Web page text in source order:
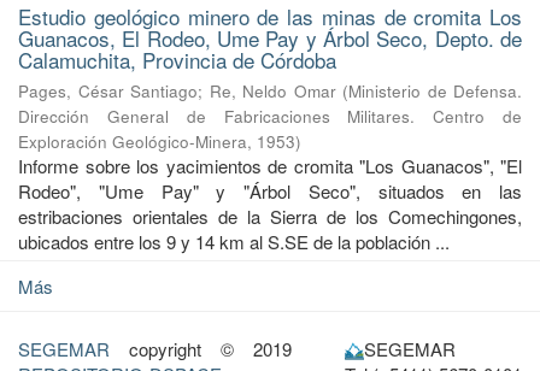
Estudio geológico minero de las minas de cromita Los
Guanacos, El Rodeo, Ume Pay y Árbol Seco, Depto. de
Calamuchita, Provincia de Córdoba
Pages, César Santiago; Re, Neldo Omar (Ministerio de Defensa.
Dirección General de Fabricaciones Militares. Centro de
Exploración Geológico-Minera, 1953)
Informe sobre los yacimientos de cromita "Los Guanacos", "El
Rodeo", "Ume Pay" y "Árbol Seco", situados en las
estribaciones orientales de la Sierra de los Comechingones,
ubicados entre los 9 y 14 km al S.SE de la población ...
Más
SEGEMAR copyright © 2019
SEGEMAR